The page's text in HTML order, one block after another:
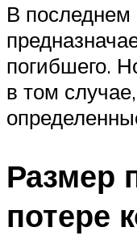
В последнем
погибшего.
в том
Размер
потере